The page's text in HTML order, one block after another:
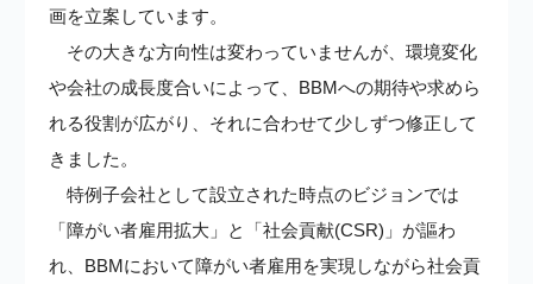
画を立案しています。
その大きな方向性は変わっていませんが、環境変化
や会社の成長度合いによって、BBMへの期待や求めら
れる役割が広がり、それに合わせて少しずつ修正して
きました。
特例子会社として設立された時点のビジョンでは
「障がい者雇用拡大」と「社会貢献(CSR)」が謳わ
れ、BBMにおいて障がい者雇用を実現しながら社会貢